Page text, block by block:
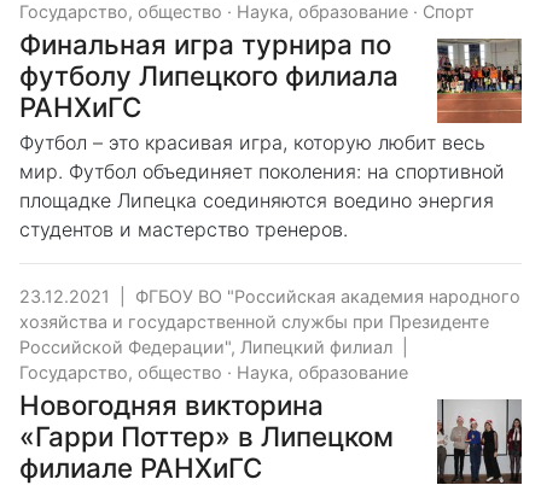
Государство, общество · Наука, образование · Спорт
Финальная игра турнира по
футболу Липецкого филиала
РАНХиГС
Футбол – это красивая игра, которую любит весь
мир. Футбол объединяет поколения: на спортивной
площадке Липецка соединяются воедино энергия
студентов и мастерство тренеров.
23.12.2021
ФГБОУ ВО "Российская академия народного
хозяйства и государственной службы при Президенте
Российской Федерации", Липецкий филиал
Государство, общество · Наука, образование
Новогодняя викторина
«Гарри Поттер» в Липецком
филиале РАНХиГС